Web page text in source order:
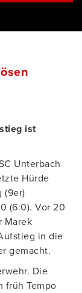
ist
Unterbach
Hürde
(9er)
(6:0). Vor 20
Marek
in die
gemacht.
Die
früh Tempo